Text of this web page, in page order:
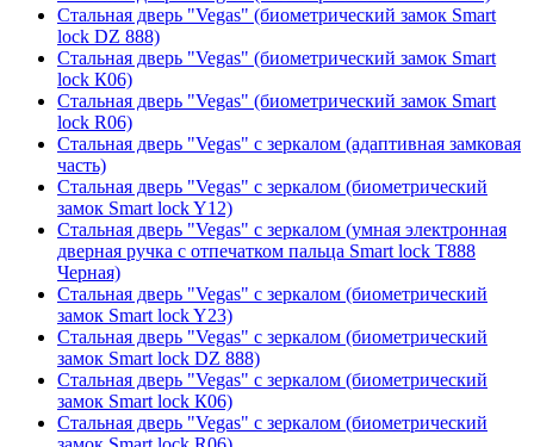
Стальная дверь "Vegas" (биометрический замок Smart
lock DZ 888)
Стальная дверь "Vegas" (биометрический замок Smart
lock К06)
Стальная дверь "Vegas" (биометрический замок Smart
lock R06)
Стальная дверь "Vegas" с зеркалом (адаптивная замковая
часть)
Стальная дверь "Vegas" с зеркалом (биометрический
замок Smart lock Y12)
Стальная дверь "Vegas" с зеркалом (умная электронная
дверная ручка с отпечатком пальца Smart lock T888
Черная)
Стальная дверь "Vegas" с зеркалом (биометрический
замок Smart lock Y23)
Стальная дверь "Vegas" с зеркалом (биометрический
замок Smart lock DZ 888)
Стальная дверь "Vegas" с зеркалом (биометрический
замок Smart lock К06)
Стальная дверь "Vegas" с зеркалом (биометрический